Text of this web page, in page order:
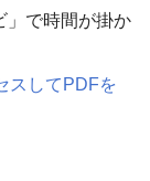
」で時間が掛か
スしてPDFを